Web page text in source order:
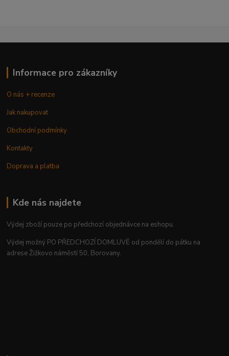
Informace pro zákazníky
O nás + recenze
Jak nakupovat
Obchodní podmínky
Kontakty
Doprava a platba
Kde nás najdete
Výdej zboží pouze po předchozí objednávce na eshopu.
Výdej možný PO PŘEDCHOZÍ DOMLUVĚ od pondělí do pátku na
adrese Žižkovo náměstí 50, Borovany.